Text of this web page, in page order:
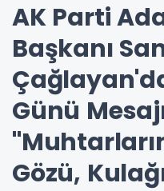
AK Parti
Başkanı
Günü
Gözü,